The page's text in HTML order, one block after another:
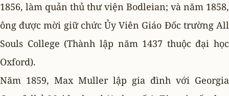
1856, làm quản thủ thư viện Bodleian; và năm 1858,
ông được mời giữ chức Ủy Viên Giáo Ðốc trường All
Souls College (Thành lập năm 1437 thuộc đại học
Oxford).
Năm 1859, Max Muller lập gia đình với Georgia